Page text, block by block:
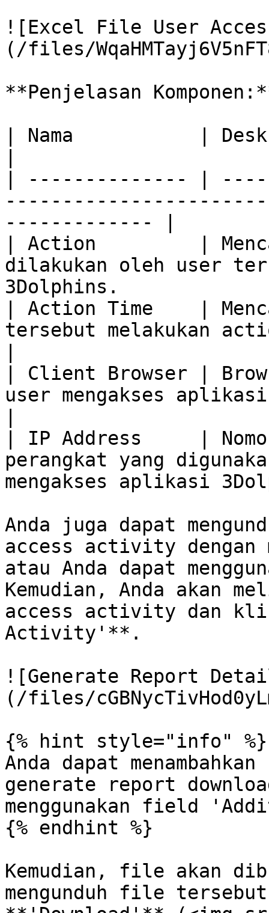
![Excel File User
(/files/
**Penjelasan
| Nama           |
| -------------- |
------------- |
| Action         |
dilakukan oleh user
3Dolphins.
| Action Time    |
tersebut melakukan
| Client Browser |
user mengakses
| IP Address     |
perangkat yang
mengakses aplikasi
Anda juga dapat
access activity dengan
atau Anda dapat
Kemudian, Anda akan
access activity dan
Activity'**.
![Generate Report
(/files/
{% hint style="info" %}
Anda dapat
generate report
menggunakan field
{% endhint %}
Kemudian, file akan
mengunduh file